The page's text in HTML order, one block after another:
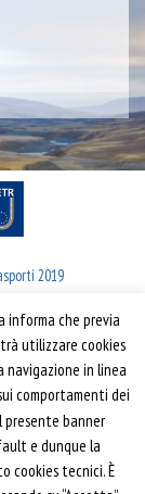
2019
che previa
utilizzare cookies
navigazione in linea
comportamenti dei
presente banner
e dunque la
cookies tecnici. È